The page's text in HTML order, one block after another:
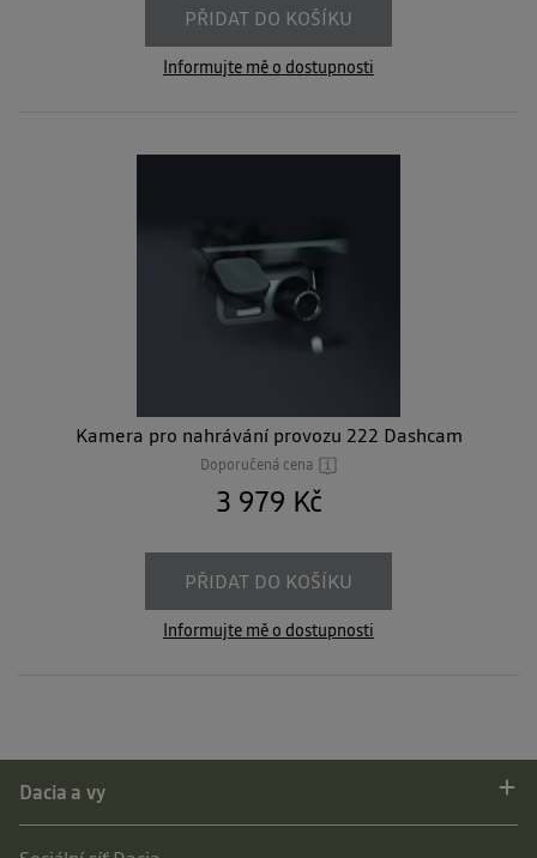
PŘIDAT DO KOŠÍKU
Informujte mě o dostupnosti
Kamera pro nahrávání provozu 222 Dashcam
Doporučená cena
3 979 Kč
PŘIDAT DO KOŠÍKU
Informujte mě o dostupnosti
Dacia a vy